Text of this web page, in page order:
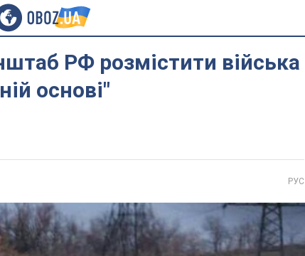
РФ розмістити війська
основі"
РУС